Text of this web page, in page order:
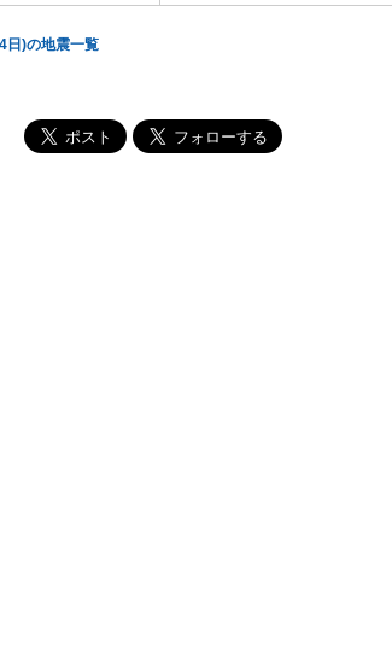
日)の地震一覧